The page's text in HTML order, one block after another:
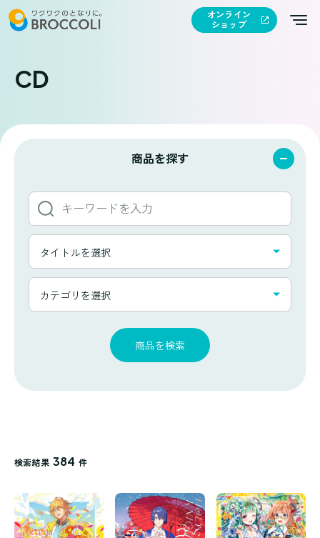
オンライン
ショップ
CD
商品を探す
キ
ワ
ド
か
タ
ト
一
タイトルを選択
カ
カテゴリを選択
商品を検索
検索結果 384 件